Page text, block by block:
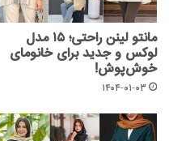
مانتو لینن راحتی؛ ۱۵ مدل
لوکس و جدید برای خانومای
خوش‌پوش!
۱۴۰۴-۰۱-۰۳